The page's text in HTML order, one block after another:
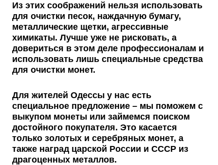
Из этих соображений нельзя использовать
для очистки песок, наждачную бумагу,
металлические щетки, агрессивные
химикаты. Лучше уже не рисковать, а
довериться в этом деле профессионалам и
использовать лишь специальные средства
для очистки монет.
Для жителей Одессы у нас есть
специальное предложение – мы поможем с
выкупом монеты или займемся поиском
достойного покупателя. Это касается
только золотых и серебряных монет, а
также наград царской России и СССР из
драгоценных металлов.